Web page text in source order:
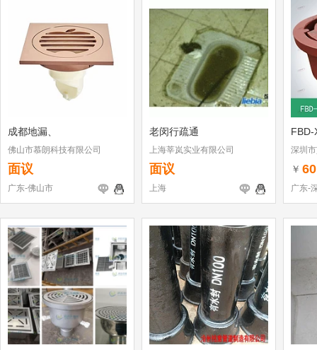
成都地漏、
佛山市慕朗科技有限公司
面议
广东-佛山市
老闵行疏通
上海莘岚实业有限公司
面议
上海
FBD-
深圳
￥
广东-